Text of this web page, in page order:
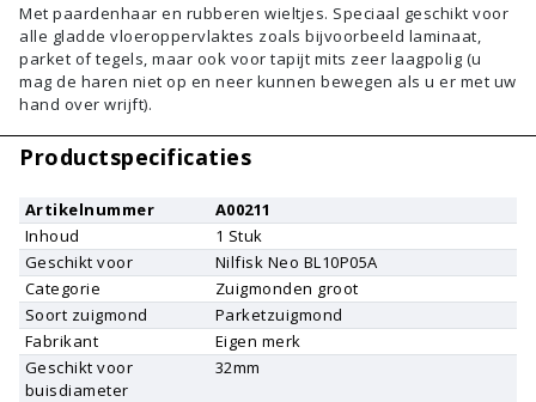
Met paardenhaar en rubberen wieltjes. Speciaal geschikt voor
alle gladde vloeroppervlaktes zoals bijvoorbeeld laminaat,
parket of tegels, maar ook voor tapijt mits zeer laagpolig (u
mag de haren niet op en neer kunnen bewegen als u er met uw
hand over wrijft).
Productspecificaties
Artikelnummer
A00211
Inhoud
1 Stuk
Geschikt voor
Nilfisk Neo BL10P05A
Categorie
Zuigmonden groot
Soort zuigmond
Parketzuigmond
Fabrikant
Eigen merk
Geschikt voor
buisdiameter
32mm